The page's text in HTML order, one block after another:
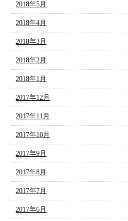
2018年5月
2018年4月
2018年3月
2018年2月
2018年1月
2017年12月
2017年11月
2017年10月
2017年9月
2017年8月
2017年7月
2017年6月